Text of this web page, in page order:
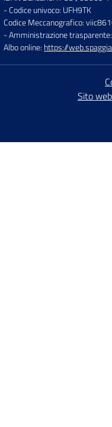
- Codice univoco: UFH9TK
Codice Meccanografico:
- Amministrazione trasparente:
Albo online: https://
Sito